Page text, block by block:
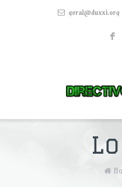
geral@duxxi.org
F